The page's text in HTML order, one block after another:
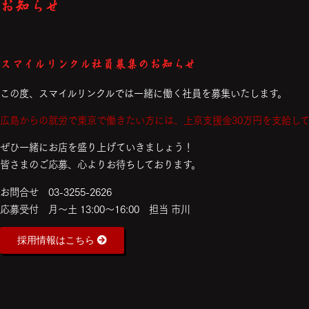
お知らせ
スマイルリンクル社員募集のお知らせ
この度、スマイルリンクルでは一緒に働く社員を募集いたします。
広島からの就労で東京で働きたい方には、上京支援金30万円を支給して
ぜひ一緒にお店を盛り上げていきましょう！
皆さまのご応募、心よりお待ちしております。
お問合せ 03-3255-2626
応募受付 月～土 13:00～16:00 担当 市川
採用情報はこちら